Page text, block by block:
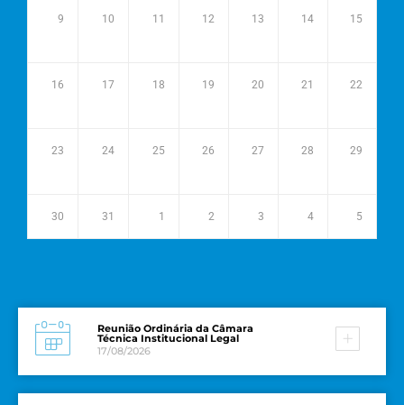
9 10 11 12 13 14 15
16 17 18 19 20 21 22
23 24 25 26 27 28 29
30 31 1 2 3 4 5
Reunião Ordinária da Câmara
Técnica Institucional Legal
17/08/2026